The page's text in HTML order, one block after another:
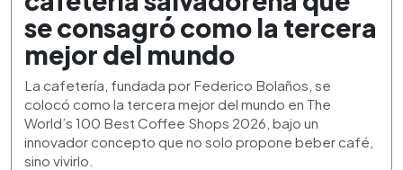
seconds
se consagró como la tercera
mejor del mundo
La cafetería, fundada por Federico Bolaños, se
colocó como la tercera mejor del mundo en The
World’s 100 Best Coffee Shops 2026, bajo un
innovador concepto que no solo propone beber café,
sino vivirlo.